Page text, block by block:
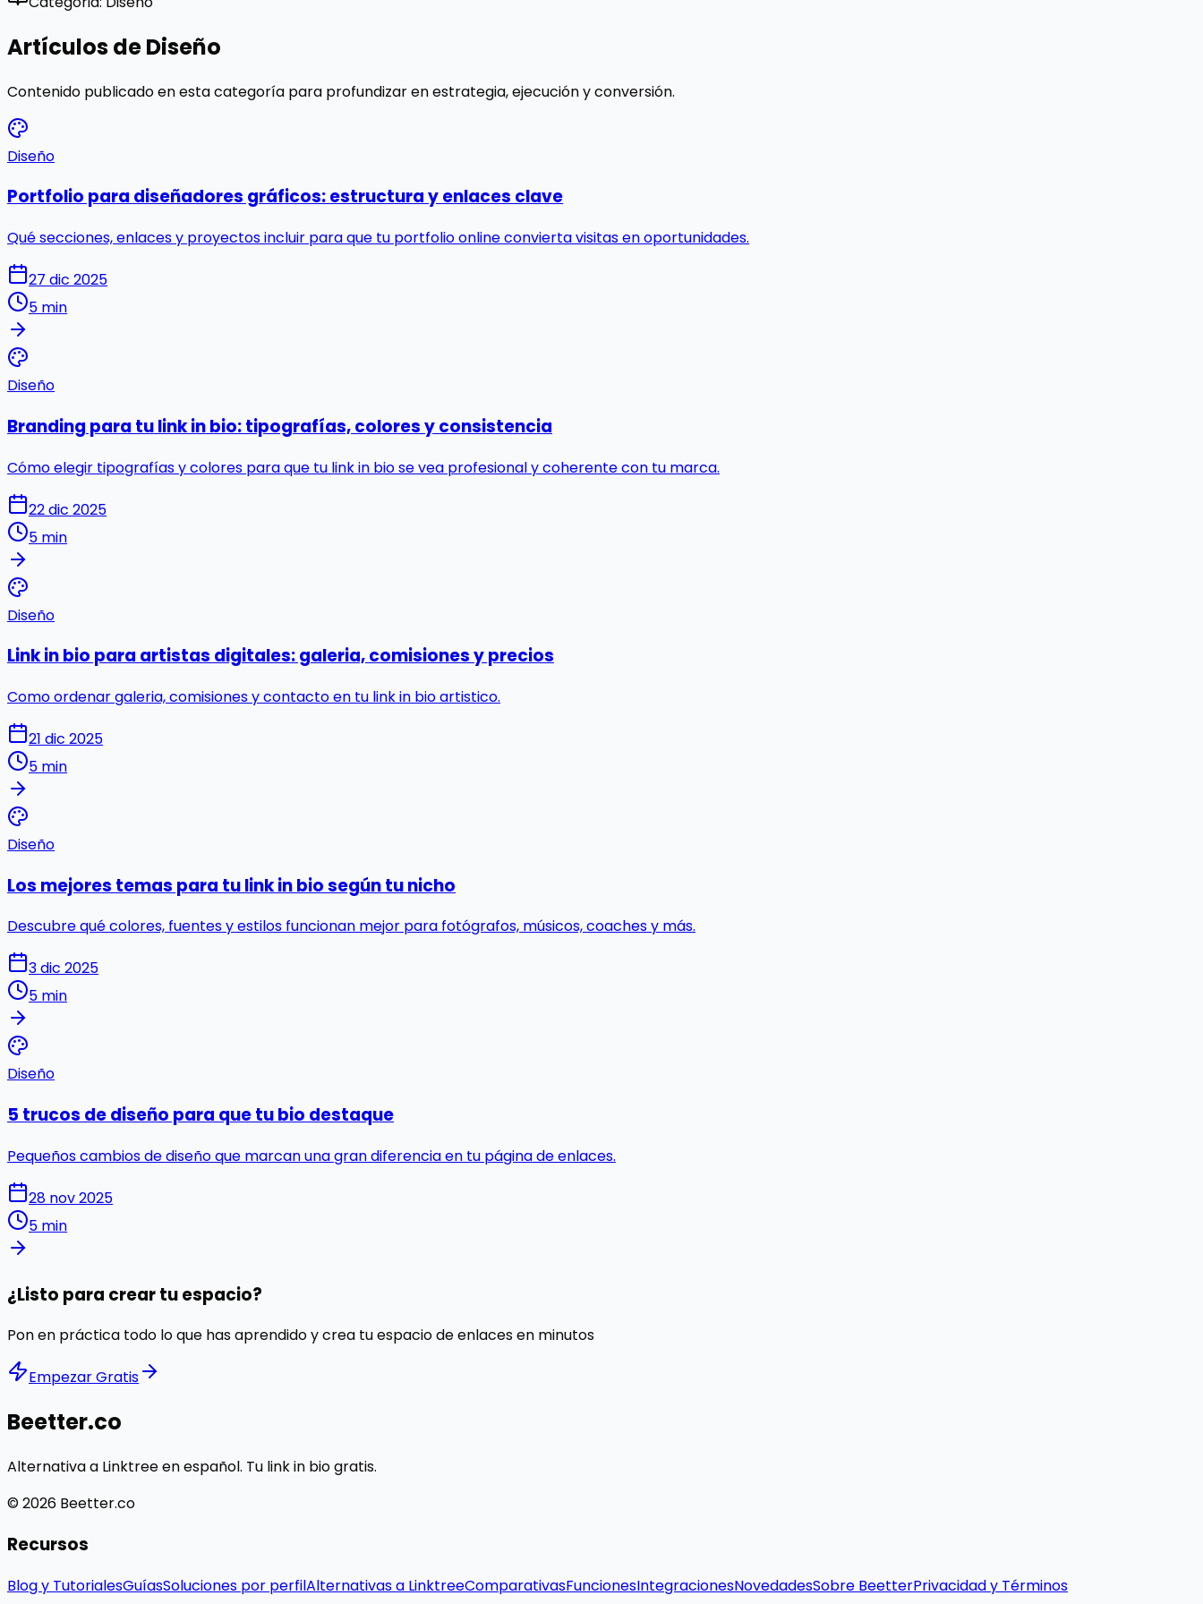
Artículos de Diseño
Contenido publicado en esta categoría para profundizar en estrategia, ejecución y conversión.
Diseño
Portfolio para diseñadores gráficos: estructura y enlaces clave
Qué secciones, enlaces y proyectos incluir para que tu portfolio online convierta visitas en oportunidades.
27 dic 2025
5 min
Diseño
Branding para tu link in bio: tipografías, colores y consistencia
Cómo elegir tipografías y colores para que tu link in bio se vea profesional y coherente con tu marca.
22 dic 2025
5 min
Diseño
Link in bio para artistas digitales: galeria, comisiones y precios
Como ordenar galeria, comisiones y contacto en tu link in bio artistico.
21 dic 2025
5 min
Diseño
Los mejores temas para tu link in bio según tu nicho
Descubre qué colores, fuentes y estilos funcionan mejor para fotógrafos, músicos, coaches y más.
3 dic 2025
5 min
Diseño
5 trucos de diseño para que tu bio destaque
Pequeños cambios de diseño que marcan una gran diferencia en tu página de enlaces.
28 nov 2025
5 min
¿Listo para crear tu espacio?
Pon en práctica todo lo que has aprendido y crea tu espacio de enlaces en minutos
Empezar Gratis
Beetter.co
Alternativa a Linktree en español. Tu link in bio gratis.
© 2026 Beetter.co
Recursos
Blog y TutorialesGuíasSoluciones por perfilAlternativas a LinktreeComparativasFuncionesIntegracionesNovedadesSobre BeetterPrivacidad y Términos